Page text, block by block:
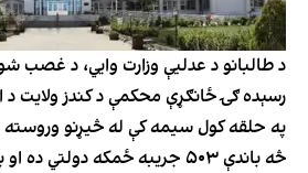
د طالبانو د عدلیې وزارت وايي، د غصب
رسېده ګۍ ځانګړې محکمې د کندز ولایت
په حلقه کول سیمه کې له څیړنو وروسته
څه باندې ۵۰۳ جریبه ځمکه دولتي